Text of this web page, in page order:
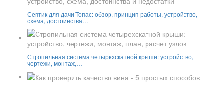
Септик для дачи Топас: обзор, принцип работы, устройство,
схема, достоинства…
Стропильная система четырехскатной крыши: устройство,
чертежи, монтаж,…